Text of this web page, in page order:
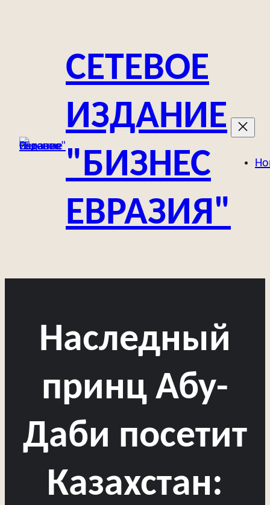
содержимомуСЕТЕВОЕ
ИЗДАНИЕ
"БИЗНЕС
ЕВРАЗИЯ"
Наследный
принц Абу-
Даби посетит
Казахстан: